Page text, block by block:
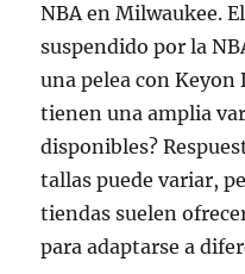
NBA en Milwaukee.
suspendido por la
una pelea con Keyon
tienen una amplia
disponibles?
tallas puede variar,
tiendas suelen
para adaptarse a